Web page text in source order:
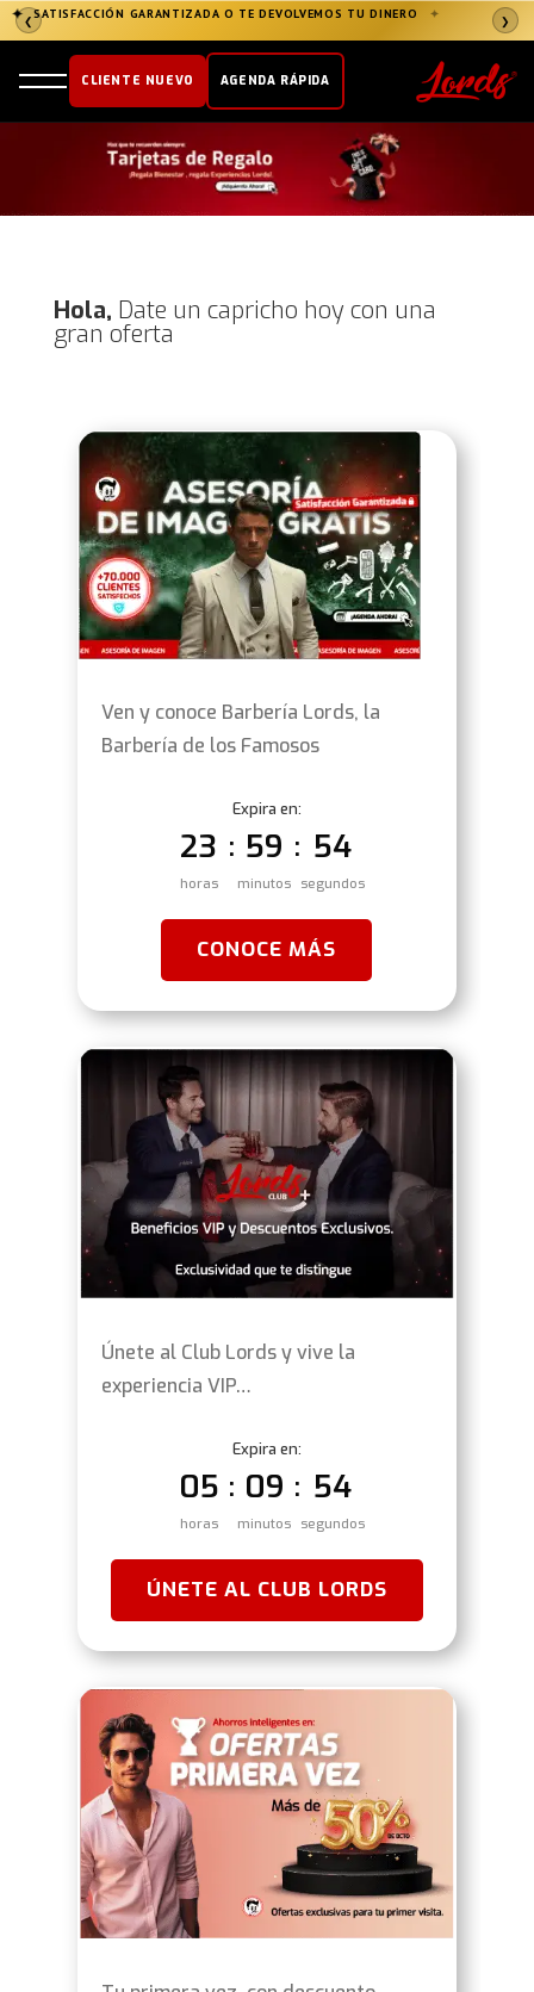
❮ ❯
✦ ÚNETE AL CLUB LORDS → ✦
CLIENTE NUEVO AGENDA RÁPIDA
Hola, Date un capricho hoy con una
gran oferta
Ven y conoce Barbería Lords, la
Barbería de los Famosos
Expira en:
23
horas
: 59
minutos
: 53
segundos
CONOCE MÁS
Únete al Club Lords y vive la
experiencia VIP…
Expira en:
05
horas
: 09
minutos
: 53
segundos
ÚNETE AL CLUB LORDS